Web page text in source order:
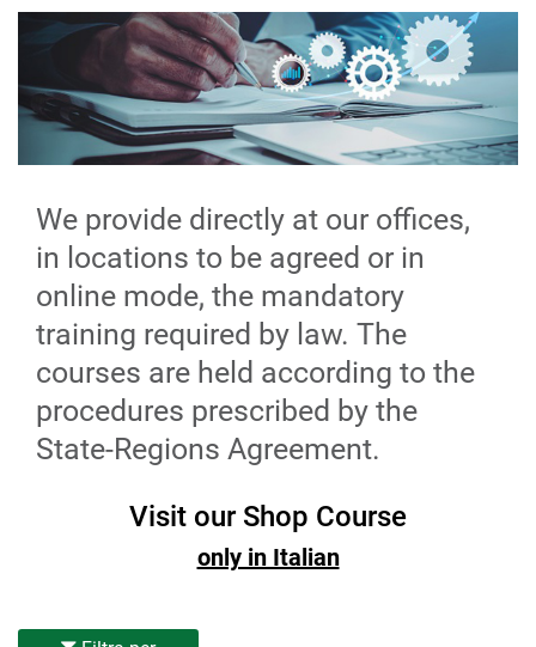
We provide directly at our offices,
in locations to be agreed or in
online mode, the mandatory
training required by law. The
courses are held according to the
procedures prescribed by the
State-Regions Agreement.
Visit our Shop Course
only in Italian